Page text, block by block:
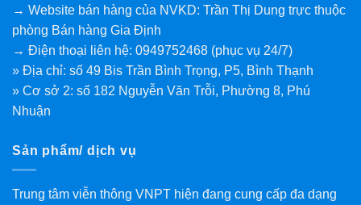
→ Website bán hàng của NVKD: Trần Thị Dung trực thuộc
phòng Bán hàng Gia Định
→ Điện thoại liên hệ: 0949752468 (phục vụ 24/7)
» Địa chỉ: số 49 Bis Trần Bình Trọng, P5, Bình Thạnh
» Cơ sở 2: số 182 Nguyễn Văn Trỗi, Phường 8, Phú
Nhuận
Sản phẩm/ dịch vụ
Trung tâm viễn thông VNPT hiện đang cung cấp đa dạng